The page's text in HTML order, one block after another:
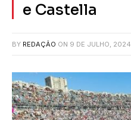
e Castella
BY REDAÇÃO ON 9 DE JULHO, 2024